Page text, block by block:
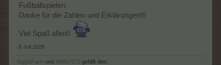
Fußballspielen.
Danke für die Zahlen und Erklärungen!!!
Viel Spaß allen!!
8 Juli 2026
SiggisFarm und Idefix7171 gefällt dies.